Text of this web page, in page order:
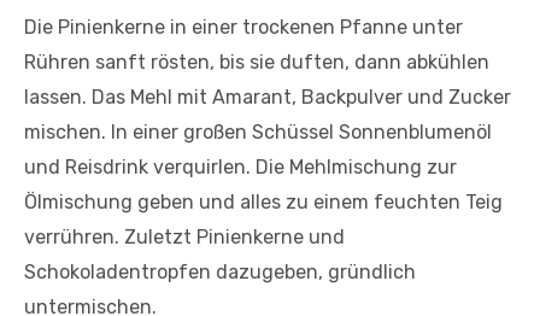
Die Pinienkerne in einer trockenen Pfanne unter
Rühren sanft rösten, bis sie duften, dann abkühlen
lassen. Das Mehl mit Amarant, Backpulver und Zucker
mischen. In einer großen Schüssel Sonnenblumenöl
und Reisdrink verquirlen. Die Mehlmischung zur
Ölmischung geben und alles zu einem feuchten Teig
verrühren. Zuletzt Pinienkerne und
Schokoladentropfen dazugeben, gründlich
untermischen.